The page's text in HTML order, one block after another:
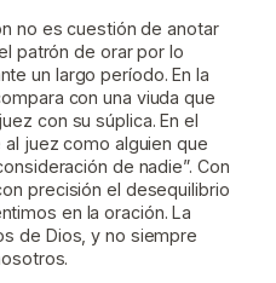
no es cuestión de anotar
patrón de orar por lo
un largo período. En la
con una viuda que
con su súplica. En el
juez como alguien que
de nadie”. Con
precisión el desequilibrio
en la oración. La
de Dios, y no siempre